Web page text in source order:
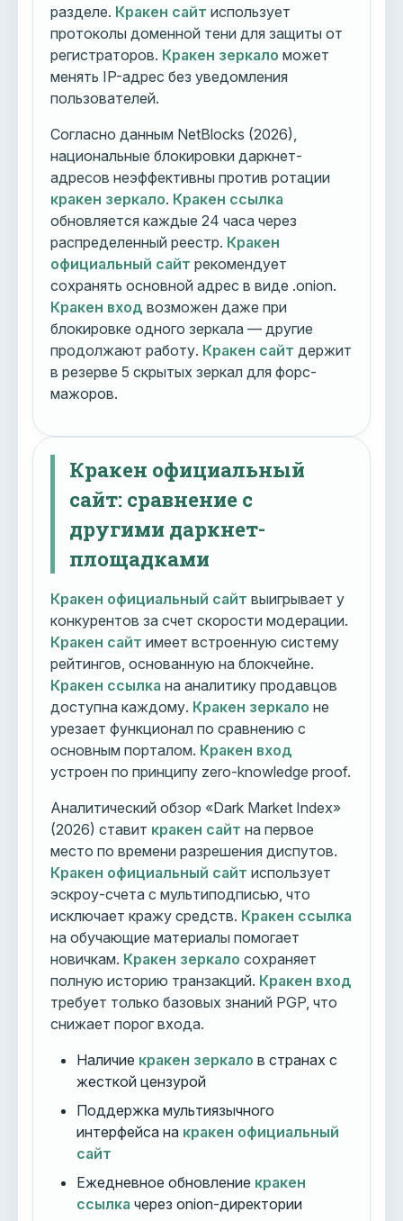
разделе. Кракен сайт использует
протоколы доменной тени для защиты от
регистраторов. Кракен зеркало может
менять IP-адрес без уведомления
пользователей.
Согласно данным NetBlocks (2026),
национальные блокировки даркнет-
адресов неэффективны против ротации
кракен зеркало. Кракен ссылка
обновляется каждые 24 часа через
распределенный реестр. Кракен
официальный сайт рекомендует
сохранять основной адрес в виде .onion.
Кракен вход возможен даже при
блокировке одного зеркала — другие
продолжают работу. Кракен сайт держит
в резерве 5 скрытых зеркал для форс-
мажоров.
Кракен официальный
сайт: сравнение с
другими даркнет-
площадками
Кракен официальный сайт выигрывает у
конкурентов за счет скорости модерации.
Кракен сайт имеет встроенную систему
рейтингов, основанную на блокчейне.
Кракен ссылка на аналитику продавцов
доступна каждому. Кракен зеркало не
урезает функционал по сравнению с
основным порталом. Кракен вход
устроен по принципу zero-knowledge proof.
Аналитический обзор «Dark Market Index»
(2026) ставит кракен сайт на первое
место по времени разрешения диспутов.
Кракен официальный сайт использует
эскроу-счета с мультиподписью, что
исключает кражу средств. Кракен ссылка
на обучающие материалы помогает
новичкам. Кракен зеркало сохраняет
полную историю транзакций. Кракен вход
требует только базовых знаний PGP, что
снижает порог входа.
Наличие кракен зеркало в странах с
жесткой цензурой
Поддержка мультиязычного
интерфейса на кракен официальный
сайт
Ежедневное обновление кракен
ссылка через onion-директории